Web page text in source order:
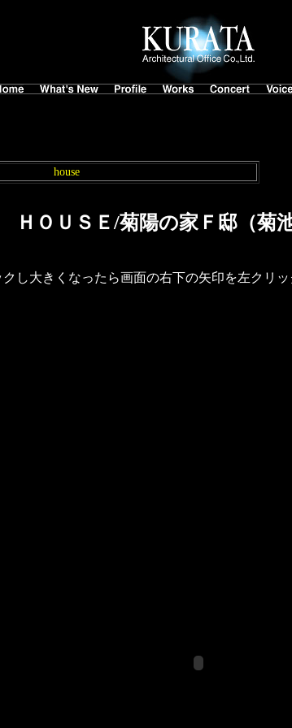
house
ＯＵＳＥ/菊陽の家Ｆ邸（菊池
し大きくなったら画面の右下の矢印を左クリッ